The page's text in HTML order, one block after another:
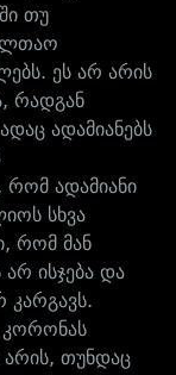
თუ
ეს არ არის
რადგან
ადამიანებს
რომ ადამიანი
სხვა
რომ მან
ისჯება და
კარგავს.
კორონას
თუნდაც